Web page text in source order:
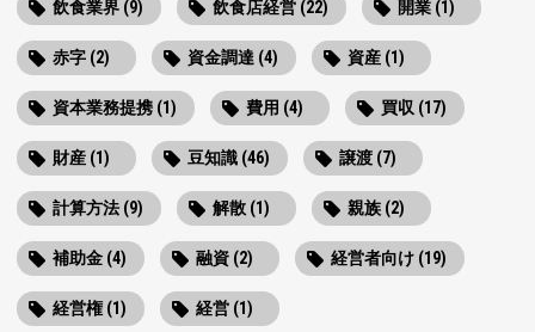
飲食業界 (9) 飲食店経営 (22) 開業 (1)
赤字 (2) 資金調達 (4) 資産 (1)
資本業務提携 (1) 費用 (4) 買収 (17)
財産 (1) 豆知識 (46) 譲渡 (7)
計算方法 (9) 解散 (1) 親族 (2)
補助金 (4) 融資 (2) 経営者向け (19)
経営権 (1) 経営 (1)